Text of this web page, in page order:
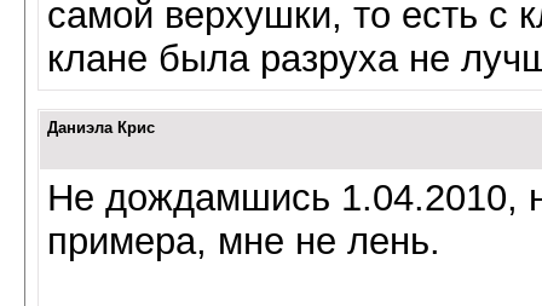
самой верхушки, то есть с
клане была разруха не
Даниэла Крис
Не дождамшись 1.04.2010,
примера, мне не лень.